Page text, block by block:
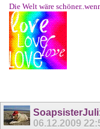
Die Welt wäre
SoapsisterJuli
06.12.2009